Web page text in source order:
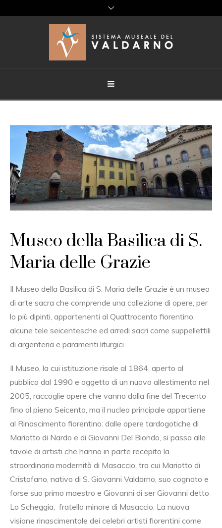
Museo della Basilica di S.
Maria delle Grazie
Il Museo della Basilica di S. Maria delle Grazie è un museo
di arte sacra che comprende una collezione di opere, per
lo più dipinti, appartenenti al Quattrocento fiorentino,
alcune tele seicentesche ed arredi sacri come suppellettili
di argenteria e paramenti liturgici.
Il Museo, la cui istituzione risale al 1864, aperto al
pubblico dal 1990 e oggetto di un nuovo allestimento nel
2005, raccoglie opere che vanno dalla fine del Trecento
fino al pieno Seicento, ma il nucleo principale appartiene
al Rinascimento fiorentino: dalle opere tardogotiche di
Mariotto di Nardo e di Giovanni Del Biondo, si passa alle
tavole di artisti che hanno in parte recepito la
straordinaria modernità di Masaccio, tra cui Mariotto di
Cristofano, nativo di S. Giovanni Valdarno, suo cognato e
forse suo primo maestro e Giovanni di ser Giovanni detto
Lo Scheggia, fratello minore di Masaccio. La nuova
visione rinascimentale dei celebri artisti fiorentini come